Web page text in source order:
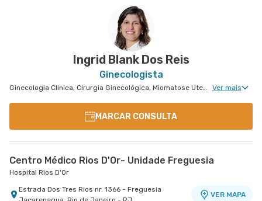
Ingrid Blank Dos Reis
Ginecologista
Ginecologia Clinica, Cirurgia Ginecológica, Miomatose Uterina(Miomas), Ginecologia Videohisteroscopia Ver mais
MARCAR CONSULTA
Centro Médico Rios D'Or- Unidade Freguesia
Hospital Rios D'Or
Estrada Dos Tres Rios nr. 1366 - Freguesia
VER MAPA